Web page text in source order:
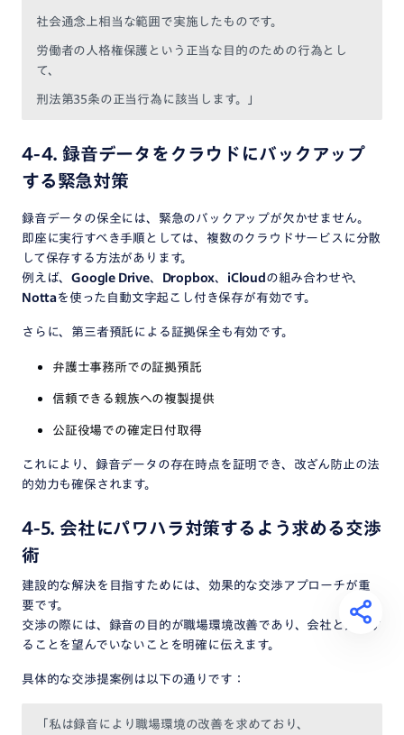
社会通念上相当な範囲で実施したものです。
労働者の人格権保護という正当な目的のための行為とし
て、
刑法第35条の正当行為に該当します。」
4-4. 録音データをクラウドにバックアップ
する緊急対策
録音データの保全には、緊急のバックアップが欠かせません。
即座に実行すべき手順としては、複数のクラウドサービスに分散
して保存する方法があります。
例えば、Google Drive、 Dropbox、 iCloud の組み合わせや、
Nottaを使った自動文字起こし付き保存が有効です。
さらに、第三者預託による証拠保全も有効です。
弁護士事務所での証拠預託
信頼できる親族への複製提供
公証役場での確定日付取得
これにより、録音データの存在時点を証明でき、改ざん防止の法
的効力も確保されます。
4-5. 会社にパワハラ対策するよう求める交渉
術
建設的な解決を目指すためには、効果的な交渉アプローチが重
要です。
交渉の際には、録音の目的が職場環境改善であり、会社と対立す
ることを望んでいないことを明確に伝えます。
具体的な交渉提案例は以下の通りです：
「私は録音により職場環境の改善を求めており、